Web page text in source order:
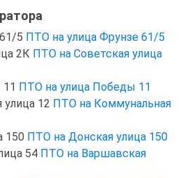
5 ПТО на улица Фрунзе 61/5
2К ПТО на Советская улица
ПТО на улица Победы 11
12 ПТО на Коммунальная
150 ПТО на Донская улица 150
54 ПТО на Варшавская